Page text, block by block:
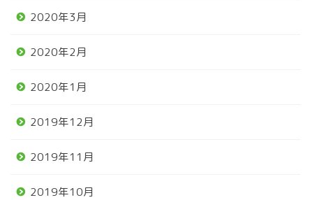
2020年3月
2020年2月
2020年1月
2019年12月
2019年11月
2019年10月